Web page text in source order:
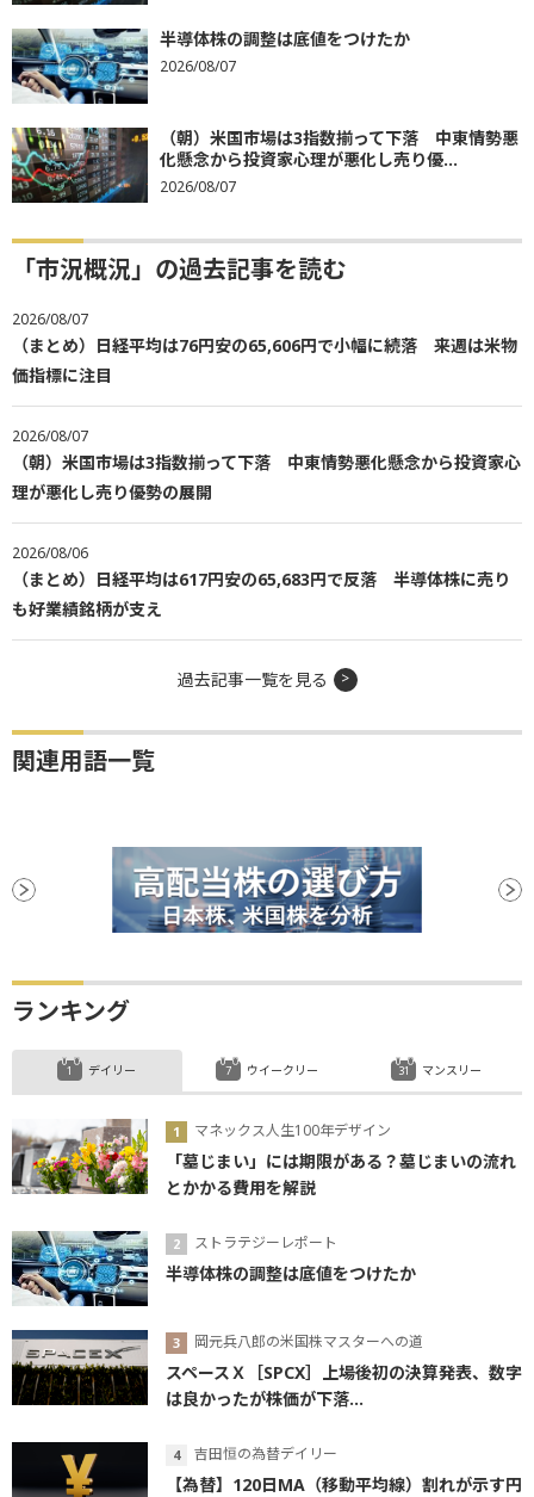
半導体株の調整は底値をつけたか
2026/08/07
（朝）米国市場は3指数揃って下落 中東情勢悪
化懸念から投資家心理が悪化し売り優...
2026/08/07
「市況概況」の過去記事を読む
2026/08/07
（まとめ）日経平均は76円安の65,606円で小幅に続落 来週は米物
価指標に注目
2026/08/07
（朝）米国市場は3指数揃って下落 中東情勢悪化懸念から投資家心
理が悪化し売り優勢の展開
2026/08/06
（まとめ）日経平均は617円安の65,683円で反落 半導体株に売り
も好業績銘柄が支え
過去記事一覧を見る
関連用語一覧
ランキング
デイリー
マネックス人生100年デザイン
「墓じまい」には期限がある？墓じまいの流れ
とかかる費用を解説
ストラテジーレポート
半導体株の調整は底値をつけたか
岡元兵八郎の米国株マスターへの道
スペースＸ［SPCX］上場後初の決算発表、数字
は良かったが株価が下落...
吉田恒の為替デイリー
【為替】120日MA（移動平均線）割れが示す円
ウイークリー マンスリー